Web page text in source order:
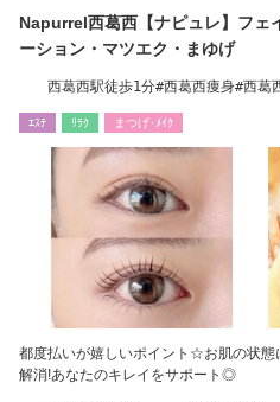
Napurrel西葛西【ナピュレ】フェ
ーション・マツエク・まゆげ
西葛西駅徒歩1分#西葛西痩身#西葛
ｴｽﾃ ﾘﾗｸ まつげ･ﾒｲｸ
都度払いが嬉しいポイント☆お肌の状
解消!あなたのキレイをサポート◎